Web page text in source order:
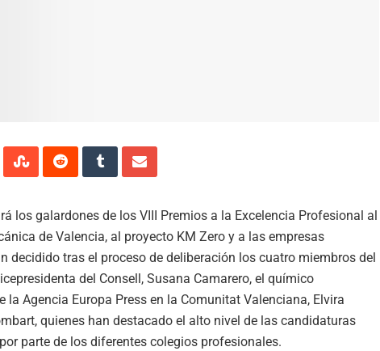
los galardones de los VIII Premios a la Excelencia Profesional al
ánica de Valencia, al proyecto KM Zero y a las empresas
decidido tras el proceso de deliberación los cuatro miembros del
del Consell, Susana Camarero, el químico
la Agencia Europa Press en la Comunitat Valenciana, Elvira
quienes han destacado el alto nivel de las candidaturas
parte de los diferentes colegios profesionales.